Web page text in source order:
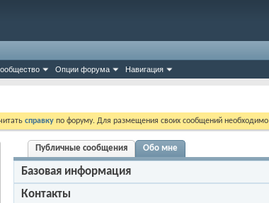
Опции форума Навигация
справку по форуму. Для размещения своих сообщений необходимо
Публичные сообщения Обо мне
Базовая информация
Контакты